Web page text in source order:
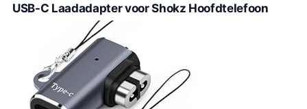
USB-C Laadadapter voor Shokz Hoofdtelefoon